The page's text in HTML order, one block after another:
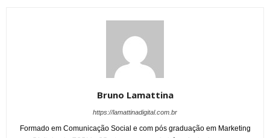
Bruno Lamattina
https://lamattinadigital.com.br
Formado em Comunicação Social e com pós graduação em Marketing